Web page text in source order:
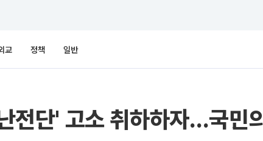
교 정책 일반
전단' 고소 취하하자…국민